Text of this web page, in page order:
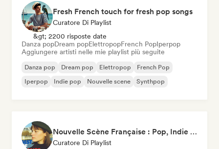
Fresh French touch for fresh pop songs
Curatore Di Playlist
&gt; 2200 risposte date
Danza popDream popElettropopFrench PopIperpop
Aggiungere artisti nelle mie playlist più seguite
Danza pop Dream pop Elettropop
French Pop
Iperpop
Indie pop Nouvelle scene Synthpop
Nouvelle Scène Française : Pop, Indie & Chanson Émergente
Curatore Di Playlist